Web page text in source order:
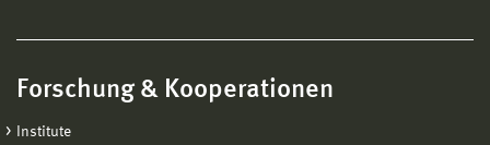
Forschung & Kooperationen
Institute